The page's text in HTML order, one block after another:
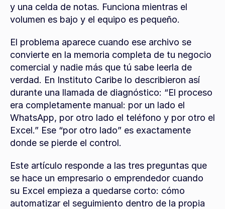
y una celda de notas. Funciona mientras el
volumen es bajo y el equipo es pequeño.
El problema aparece cuando ese archivo se
convierte en la memoria completa de tu negocio
comercial y nadie más que tú sabe leerla de
verdad. En Instituto Caribe lo describieron así
durante una llamada de diagnóstico: “El proceso
era completamente manual: por un lado el
WhatsApp, por otro lado el teléfono y por otro el
Excel.” Ese “por otro lado” es exactamente
donde se pierde el control.
Este artículo responde a las tres preguntas que
se hace un empresario o emprendedor cuando
su Excel empieza a quedarse corto: cómo
automatizar el seguimiento dentro de la propia